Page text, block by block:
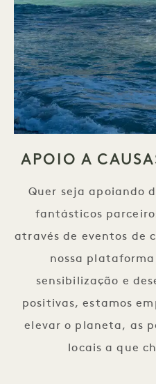
APOIO A
Quer seja apoiando
fantásticos
através de eventos de
nossa
sensibilização e
positivas, estamos
elevar o planeta, as
locais a que